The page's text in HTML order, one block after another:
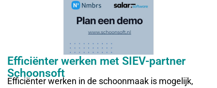
Efficiënter werken met SIEV-partner
Schoonsoft
Efficiënter werken in de schoonmaak is mogelijk,